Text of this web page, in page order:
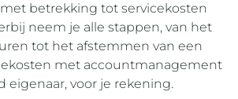
betrekking tot servicekosten
neem je alle stappen, van het
tot het afstemmen van een
met accountmanagement
eigenaar, voor je rekening.